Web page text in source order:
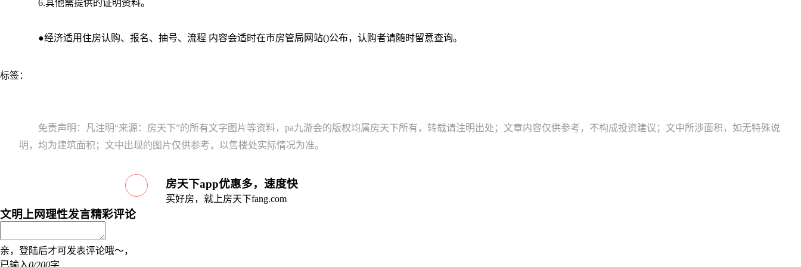
6.其他需提供的证明资料。
●经济适用住房认购、报名、抽号、流程 内容会适时在市房管局网站()公布，认购者请随时留意查询。
标签：
免责声明：凡注明“来源：房天下”的所有文字图片等资料，pa九游会的版权均属房天下所有，转载请注明出处；文章内容仅供参考，不构成投资建议；文中所涉面积，如无特殊说
明，均为建筑面积；文中出现的图片仅供参考，以售楼处实际情况为准。
房天下app优惠多，速度快
买好房，就上房天下fang.com
文明上网理性发言精彩评论
亲，登陆后才可发表评论哦～，
已输入0/200字